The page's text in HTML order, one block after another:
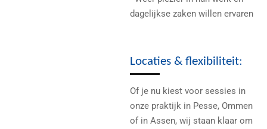
dagelijkse zaken willen ervaren
Locaties & flexibiliteit:
Of je nu kiest voor sessies in
onze praktijk in Pesse, Ommen
of in Assen, wij staan klaar om